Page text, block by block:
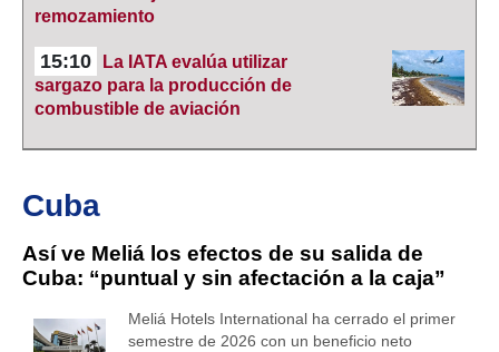
remozamiento
15:10
La IATA evalúa utilizar
sargazo para la producción de
combustible de aviación
Cuba
Así ve Meliá los efectos de su salida de
Cuba: “puntual y sin afectación a la caja”
Meliá Hotels International ha cerrado el primer
semestre de 2026 con un beneficio neto